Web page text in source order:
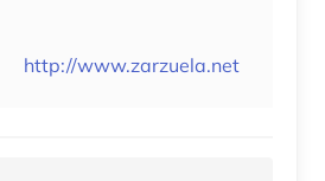
http://www.zarzuela.net